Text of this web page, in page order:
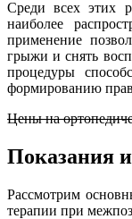
Среди всех этих
наиболее
применение
грыжи и снять
процедуры
формированию
Цены на
Показания
Рассмотрим
терапии при